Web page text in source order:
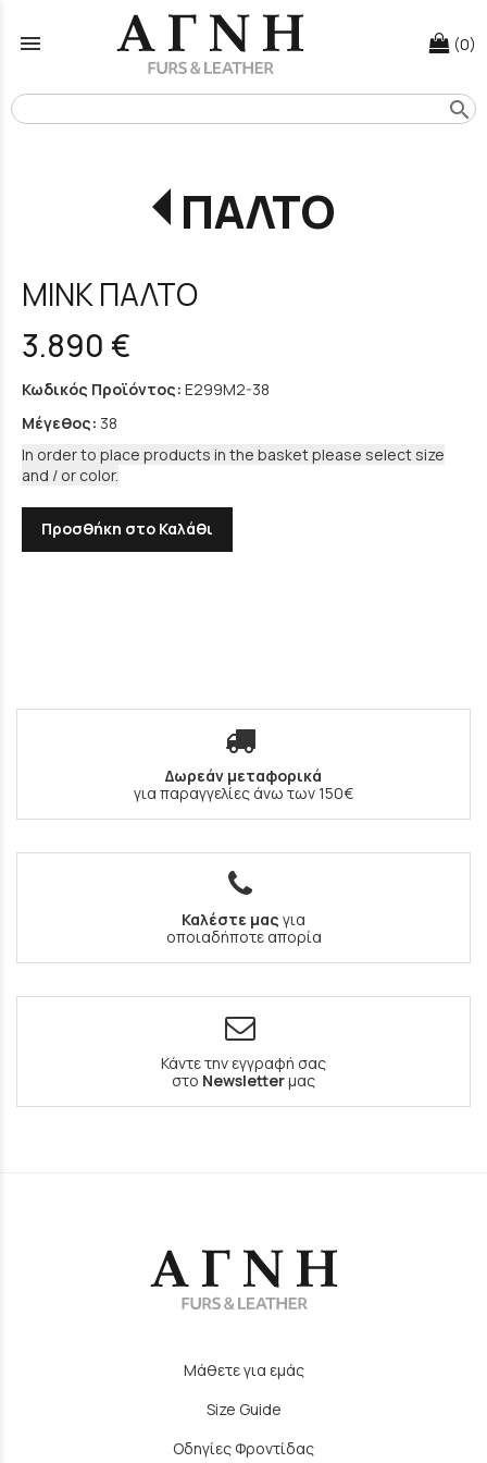
menu (0)
search
ΠΑΛΤΟ
MINK ΠΑΛΤΟ
3.890 €
Κωδικός Προϊόντος: E299M2-38
Μέγεθος: 38
In order to place products in the basket please select size
and / or color.
Προσθήκη στο Καλάθι
Δωρεάν μεταφορικά
για παραγγελίες άνω των 150€
Καλέστε μας για
οποιαδήποτε απορία
Κάντε την εγγραφή σας
στο Newsletterμας
Μάθετε για εμάς
Size Guide
Οδηγίες Φροντίδας